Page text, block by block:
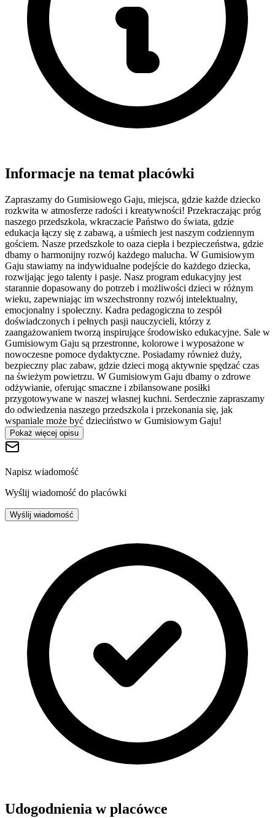
Informacje na temat placówki
Zapraszamy do Gumisiowego Gaju, miejsca, gdzie każde dziecko
rozkwita w atmosferze radości i kreatywności! Przekraczając próg
naszego przedszkola, wkraczacie Państwo do świata, gdzie
edukacja łączy się z zabawą, a uśmiech jest naszym codziennym
gościem. Nasze przedszkole to oaza ciepła i bezpieczeństwa, gdzie
dbamy o harmonijny rozwój każdego malucha. W Gumisiowym
Gaju stawiamy na indywidualne podejście do każdego dziecka,
rozwijając jego talenty i pasje. Nasz program edukacyjny jest
starannie dopasowany do potrzeb i możliwości dzieci w różnym
wieku, zapewniając im wszechstronny rozwój intelektualny,
emocjonalny i społeczny. Kadra pedagogiczna to zespół
doświadczonych i pełnych pasji nauczycieli, którzy z
zaangażowaniem tworzą inspirujące środowisko edukacyjne. Sale w
Gumisiowym Gaju są przestronne, kolorowe i wyposażone w
nowoczesne pomoce dydaktyczne. Posiadamy również duży,
bezpieczny plac zabaw, gdzie dzieci mogą aktywnie spędzać czas
na świeżym powietrzu. W Gumisiowym Gaju dbamy o zdrowe
odżywianie, oferując smaczne i zbilansowane posiłki
przygotowywane w naszej własnej kuchni. Serdecznie zapraszamy
do odwiedzenia naszego przedszkola i przekonania się, jak
wspaniale może być dzieciństwo w Gumisiowym Gaju!
Pokaż więcej opisu
Napisz wiadomość
Wyślij wiadomość do placówki
Wyślij wiadomość
Udogodnienia w placówce